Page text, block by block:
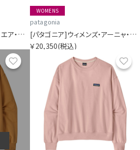
[パタゴニア]ウィメンズ・R1 エア・ジャケット
WOMENS
patagonia
[パタゴニア]ウィメンズ・アーニャ・フルジップ・フーディ
￥20,350(税込)